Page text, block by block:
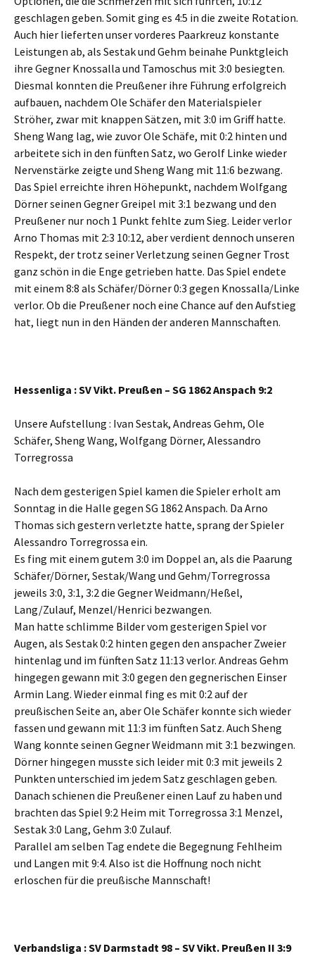
geschlagen geben. Somit ging es 4:5 in die zweite Rotation.
Auch hier lieferten unser vorderes Paarkreuz konstante
Leistungen ab, als Sestak und Gehm beinahe Punktgleich
ihre Gegner Knossalla und Tamoschus mit 3:0 besiegten.
Diesmal konnten die Preußener ihre Führung erfolgreich
aufbauen, nachdem Ole Schäfer den Materialspieler
Ströher, zwar mit knappen Sätzen, mit 3:0 im Griff hatte.
Sheng Wang lag, wie zuvor Ole Schäfe, mit 0:2 hinten und
arbeitete sich in den fünften Satz, wo Gerolf Linke wieder
Nervenstärke zeigte und Sheng Wang mit 11:6 bezwang.
Das Spiel erreichte ihren Höhepunkt, nachdem Wolfgang
Dörner seinen Gegner Greipel mit 3:1 bezwang und den
Preußener nur noch 1 Punkt fehlte zum Sieg. Leider verlor
Arno Thomas mit 2:3 10:12, aber verdient dennoch unseren
Respekt, der trotz seiner Verletzung seinen Gegner Trost
ganz schön in die Enge getrieben hatte. Das Spiel endete
mit einem 8:8 als Schäfer/Dörner 0:3 gegen Knossalla/Linke
verlor. Ob die Preußener noch eine Chance auf den Aufstieg
hat, liegt nun in den Händen der anderen Mannschaften.
Hessenliga : SV Vikt. Preußen – SG 1862 Anspach 9:2
Unsere Aufstellung : Ivan Sestak, Andreas Gehm, Ole
Schäfer, Sheng Wang, Wolfgang Dörner, Alessandro
Torregrossa
Nach dem gesterigen Spiel kamen die Spieler erholt am
Sonntag in die Halle gegen SG 1862 Anspach. Da Arno
Thomas sich gestern verletzte hatte, sprang der Spieler
Alessandro Torregrossa ein.
Es fing mit einem gutem 3:0 im Doppel an, als die Paarung
Schäfer/Dörner, Sestak/Wang und Gehm/Torregrossa
jeweils 3:0, 3:1, 3:2 die Gegner Weidmann/Heßel,
Lang/Zulauf, Menzel/Henrici bezwangen.
Man hatte schlimme Bilder vom gesterigen Spiel vor
Augen, als Sestak 0:2 hinten gegen den anspacher Zweier
hintenlag und im fünften Satz 11:13 verlor. Andreas Gehm
hingegen gewann mit 3:0 gegen den gegnerischen Einser
Armin Lang. Wieder einmal fing es mit 0:2 auf der
preußischen Seite an, aber Ole Schäfer konnte sich wieder
fassen und gewann mit 11:3 im fünften Satz. Auch Sheng
Wang konnte seinen Gegner Weidmann mit 3:1 bezwingen.
Dörner hingegen musste sich leider mit 0:3 mit jeweils 2
Punkten unterschied im jedem Satz geschlagen geben.
Danach schienen die Preußener einen Lauf zu haben und
brachten das Spiel 9:2 Heim mit Torregrossa 3:1 Menzel,
Sestak 3:0 Lang, Gehm 3:0 Zulauf.
Parallel am selben Tag endete die Begegnung Fehlheim
und Langen mit 9:4. Also ist die Hoffnung noch nicht
erloschen für die preußische Mannschaft!
Verbandsliga : SV Darmstadt 98 – SV Vikt. Preußen II 3:9